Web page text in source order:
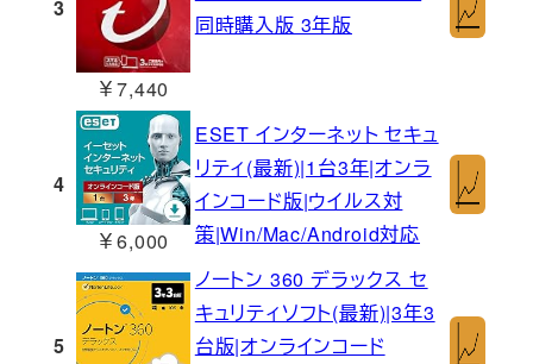
3
￥7,440
同時購入版 3年版
4
￥6,000
ESET インターネット セキュ
リティ(最新)|1台3年|オンラ
インコード版|ウイルス対
策|Win/Mac/Android対応
5
ノートン 360 デラックス セ
キュリティソフト(最新)|3年3
台版|オンラインコード